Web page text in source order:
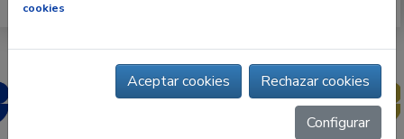
cookies
Aceptar cookies Rechazar cookies
Configurar